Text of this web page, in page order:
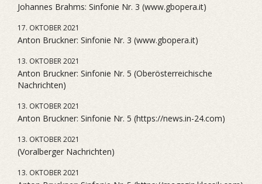
Johannes Brahms: Sinfonie Nr. 3 (www.gbopera.it)
17. OKTOBER 2021
Anton Bruckner: Sinfonie Nr. 3 (www.gbopera.it)
13. OKTOBER 2021
Anton Bruckner: Sinfonie Nr. 5 (Oberösterreichische
Nachrichten)
13. OKTOBER 2021
Anton Bruckner: Sinfonie Nr. 5 (https://news.in-24.com)
13. OKTOBER 2021
(Voralberger Nachrichten)
13. OKTOBER 2021